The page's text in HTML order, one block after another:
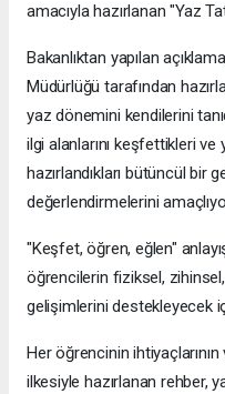
amacıyla hazırlanan "Yaz
Bakanlıktan yapılan
Müdürlüğü tarafından
yaz dönemini kendilerini
ilgi alanlarını keşfettikleri ve
hazırlandıkları bütüncül bir
değerlendirmelerini
"Keşfet, öğren, eğlen"
öğrencilerin fiziksel,
gelişimlerini destekleyecek
Her öğrencinin
ilkesiyle hazırlanan rehber,